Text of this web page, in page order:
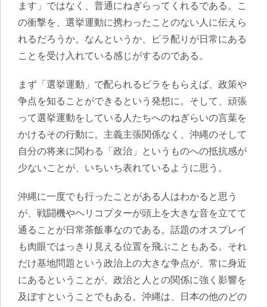
ます」ではなく、普通にねぎらってくれるである。こ
の衝撃を、選挙運動に携わったことのない人に伝えら
れるだろうか。なんというか、ビラ配りが日常にある
ことを受け入れている感じがするのである。
まず「選挙運動」で配られるビラをもらえば、政策や
争点を知ることができるという発想に。そして、頑張
って選挙運動をしている人たちへのねぎらいの言葉を
かけるその行動に。主義主張関係なく、沖縄のそして
自分の将来に関わる「政治」というものへの抵抗感が
少ないことが、いちいち表れているように思う。
沖縄に一度でも行ったことがある人はわかると思う
が、戦闘機やヘリコプターが頭上を大きな音を立てて
通ることが日常茶飯事なのである。話題のオスプレイ
も肉眼ではっきり見える位置を飛ぶこともある。それ
だけ基地問題という政治上の大きな争点が、常に身近
にあるということが、政治と人との関係に強く影響を
及ぼすということでもある。沖縄は、日本の他のどの